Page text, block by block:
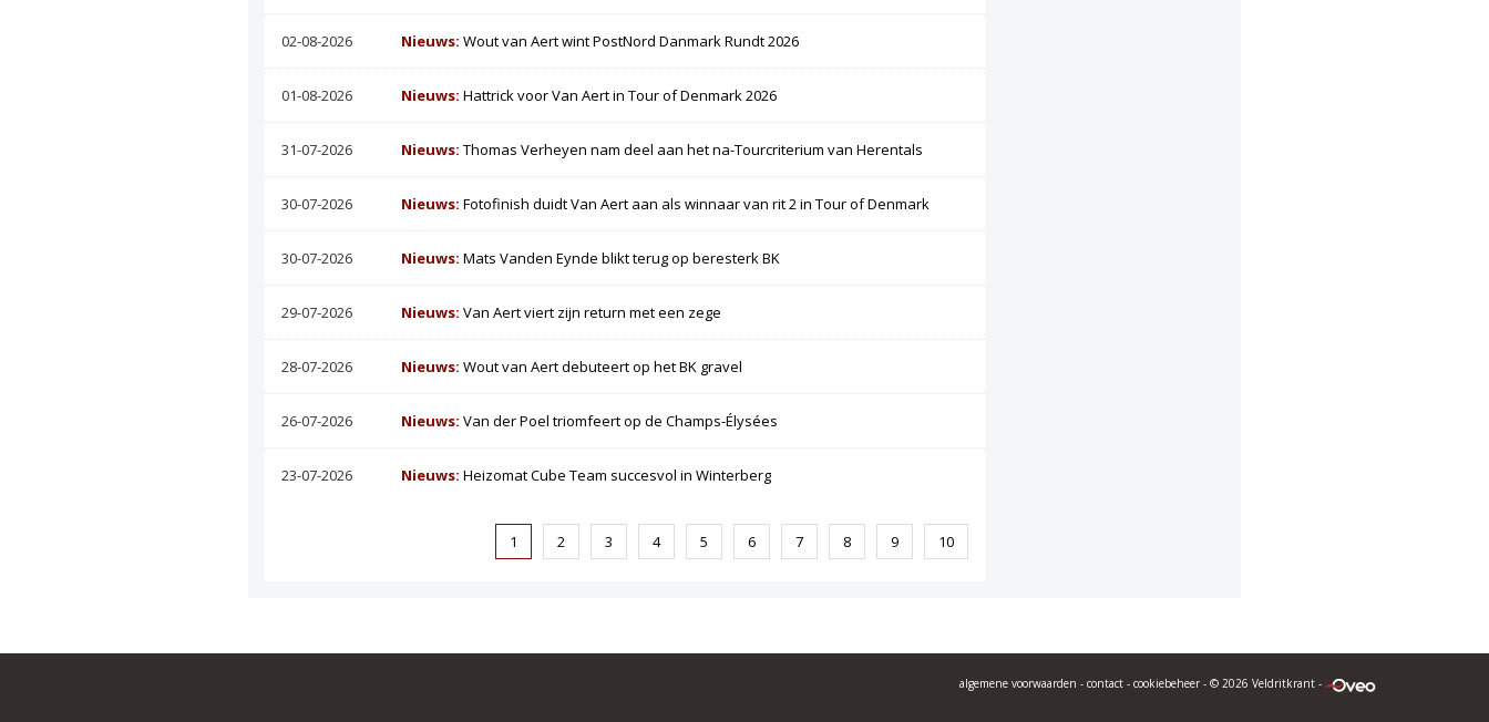
02-08-2026 Nieuws:Wout van Aert wint PostNord Danmark Rundt 2026
01-08-2026 Nieuws:Hattrick voor Van Aert in Tour of Denmark 2026
31-07-2026 Nieuws:Thomas Verheyen nam deel aan het na-Tourcriterium van Herentals
30-07-2026 Nieuws:Fotofinish duidt Van Aert aan als winnaar van rit 2 in Tour of Denmark
30-07-2026 Nieuws:Mats Vanden Eynde blikt terug op beresterk BK
29-07-2026 Nieuws:Van Aert viert zijn return met een zege
28-07-2026 Nieuws:Wout van Aert debuteert op het BK gravel
26-07-2026 Nieuws:Van der Poel triomfeert op de Champs-Élysées
23-07-2026 Nieuws:Heizomat Cube Team succesvol in Winterberg
1 2 3 4 5 6 7 8 9 10
algemene voorwaarden - contact - cookiebeheer - © 2026 Veldritkrant -